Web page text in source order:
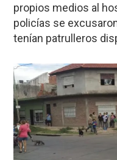
propios medios al
policías se
tenían patrulleros